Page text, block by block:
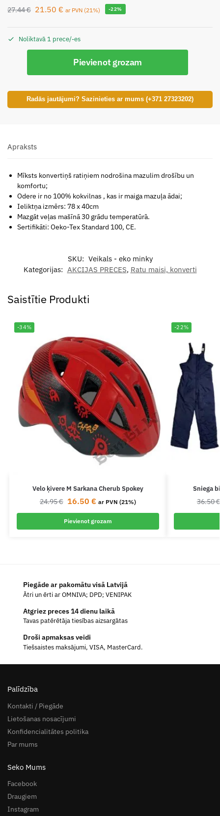
27.44€ 21.50 € ar PVN (21%) -22%
Noliktavā 1 prece/-es
Pievienot grozam
Radās jautājumi? Sazinieties ar mums (+371 27323202)
Apraksts
Mīksts konvertiņš ratiņiem nodrošina mazulim drošību un
komfortu;
Odere ir no 100% kokvilnas , kas ir maiga mazuļa ādai;
Ieliktņa izmērs: 78 x 40cm
Mazgāt veļas mašīnā 30 grādu temperatūrā.
Sertifikāti: Oeko-Tex Standard 100, CE.
SKU: Veikals - eko minky
Kategorijas: AKCIJAS PRECES, Ratu maisi, konverti
Saistītie Produkti
-34%
Velo ķivere M Sarkana Cherub Spokey
24.95€ 16.50 € ar PVN (21%)
Pievienot grozam
-22%
Sniega
36.50€
Piegāde ar pakomātu visā Latvijā
Ātri un ērti ar OMNIVA; DPD; VENIPAK
Atgriez preces 14 dienu laikā
Tavas patērētāja tiesības aizsargātas
Droši apmaksas veidi
Tiešsaistes maksājumi, VISA, MasterCard.
Palīdzība
Kontakti / Piegāde
Lietošanas nosacījumi
Konfidencialitātes politika
Par mums
Seko Mums
Facebook
Draugiem
Instagram